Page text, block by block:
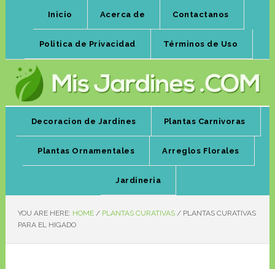
Inicio Acerca de Contactanos
Politica de Privacidad Términos de Uso
Decoracion de Jardines Plantas Carnivoras
Plantas Ornamentales Arreglos Florales
Jardineria
YOU ARE HERE: HOME / PLANTAS CURATIVAS /PLANTAS CURATIVAS
PARA EL HIGADO